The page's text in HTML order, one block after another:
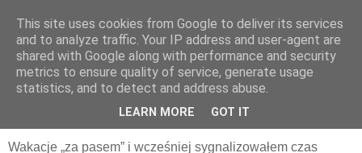
pluskiewicz.blogspot.com
piątek, 4 lipca 2014
Horyzont 2020?
Wakacje „za pasem” i wcześniej sygnalizowałem czas
This site uses cookies from Google to deliver its services
and to analyze traffic. Your IP address and user-agent are
shared with Google along with performance and security
metrics to ensure quality of service, generate usage
statistics, and to detect and address abuse.
LEARN MORE GOT IT